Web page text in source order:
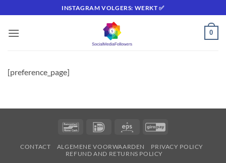
naar
inhoud
INSTAGRAM VOLGERS: WERKT ✅
0
[preference_page]
BancontactIDeal Eps GiroPay
CONTACT ALGEMENE VOORWAARDEN
PRIVACY POLICY
REFUND AND RETURNS POLICY